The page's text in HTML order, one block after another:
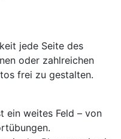
jede Seite des
oder zahlreichen
frei zu gestalten.
ein weites Feld – von